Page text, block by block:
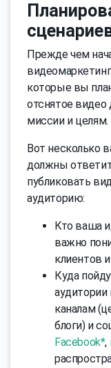
Прежде чем
которые вы
отснятое
миссии и целям.
Вот несколько
должны
публиковать
аудиторию:
Кто ваша
важно
клиентов
Куда
каналам
блоги) и
Facebook*,